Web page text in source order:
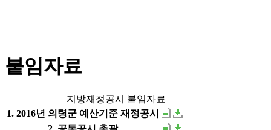
붙임자료
지방재정공시 붙임자료
1. 2016년 의령군 예산기준 재정공시